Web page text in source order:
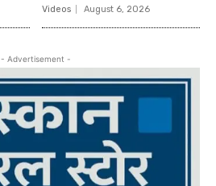
Videos August 6, 2026
- Advertisement -